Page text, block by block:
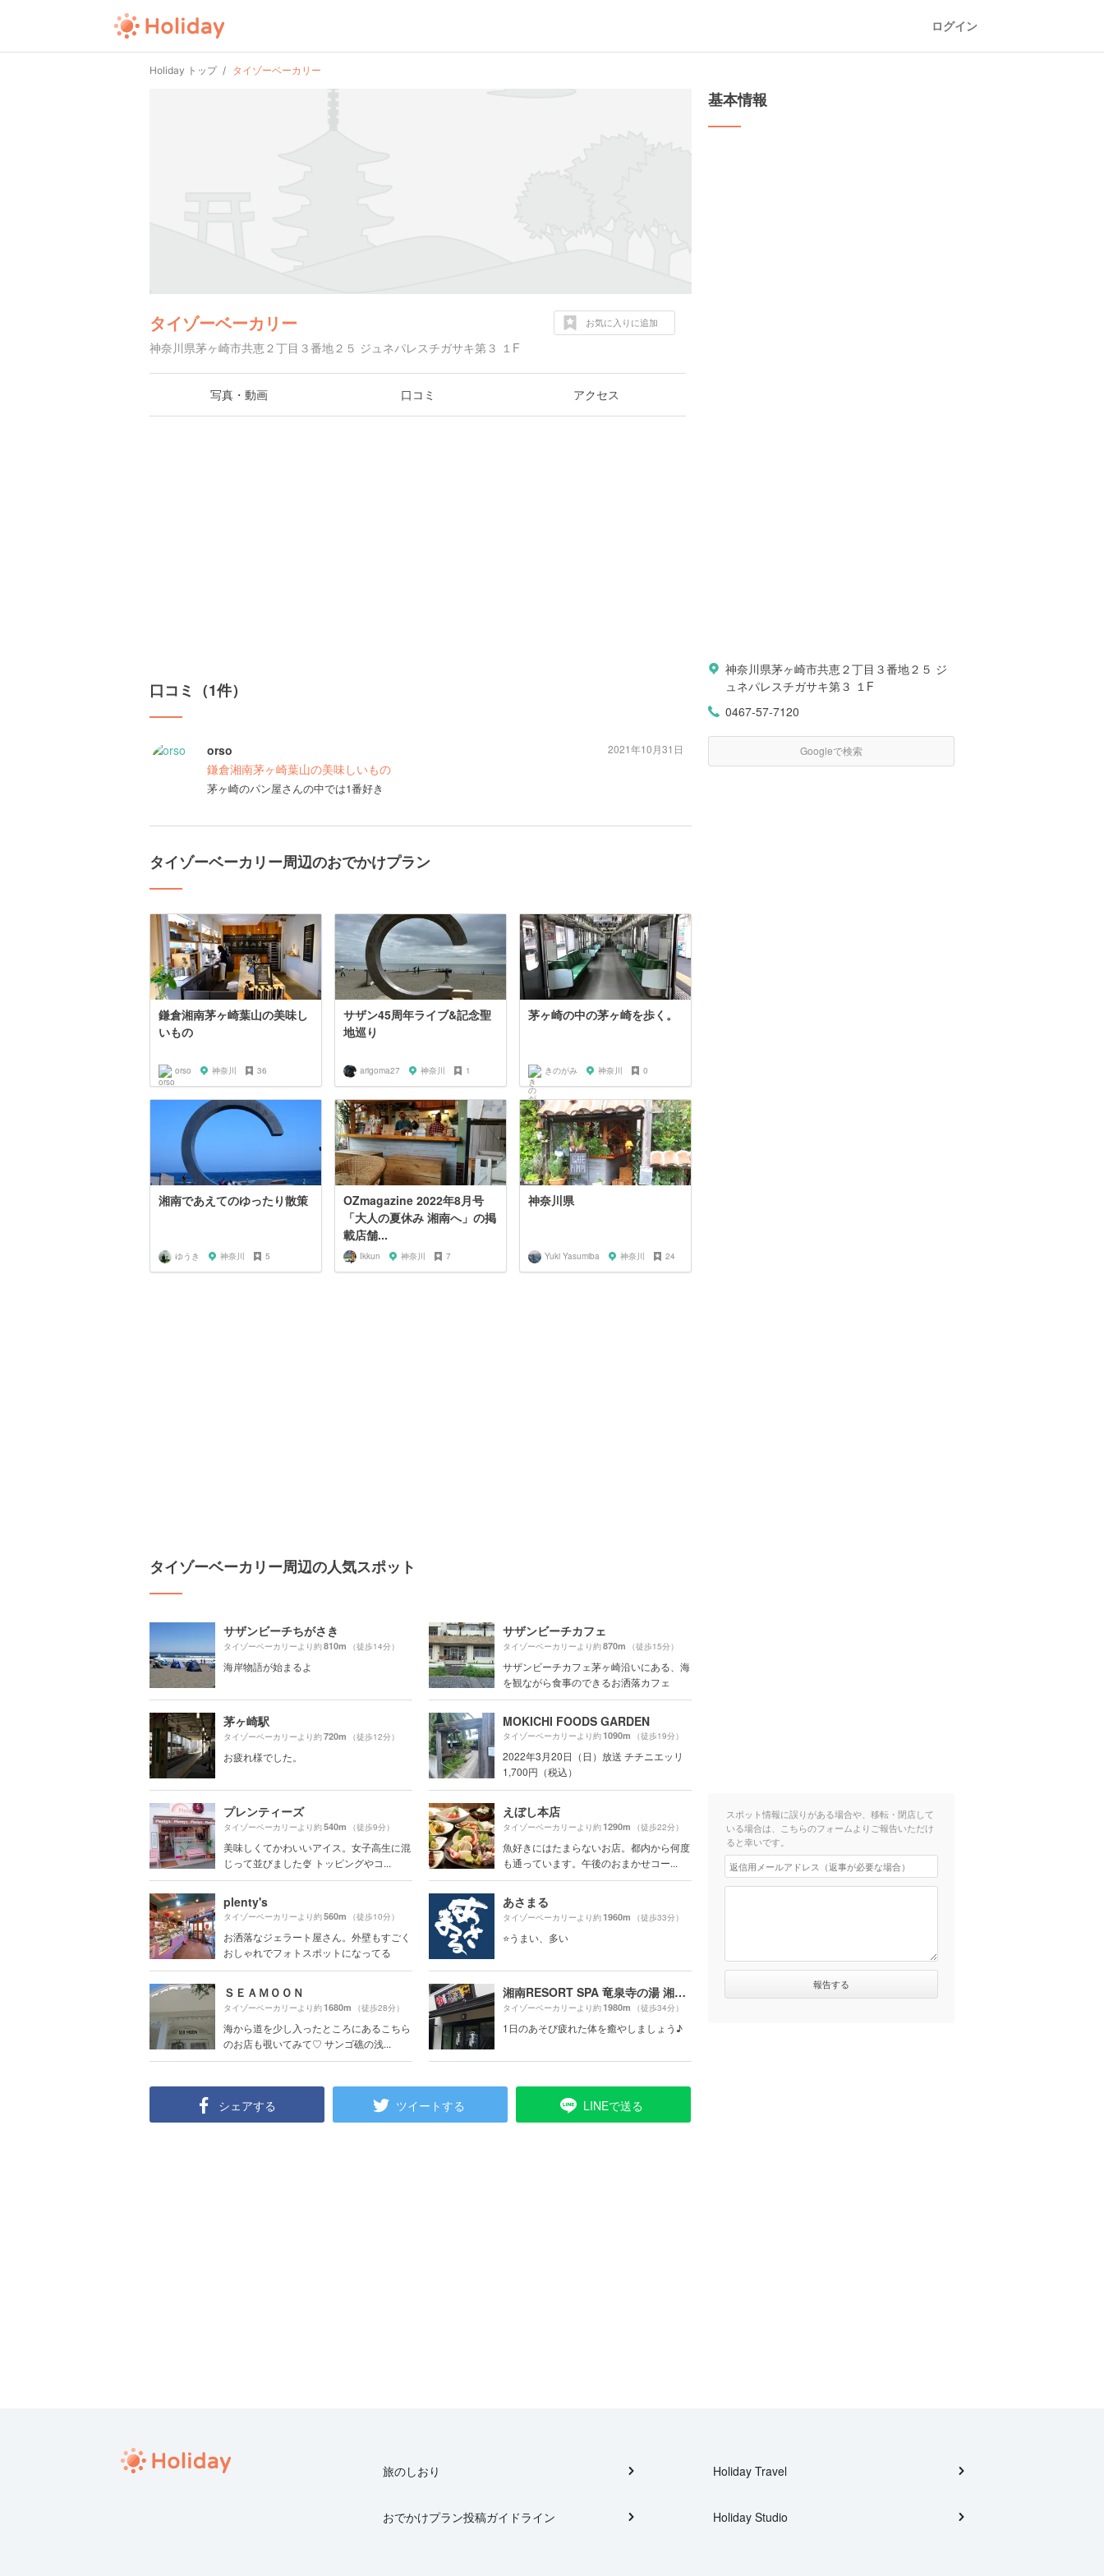
ログイン
Holiday トップ タイゾーベーカリー
タイゾーベーカリー
神奈川県茅ヶ崎市共恵２丁目３番地２５ ジュネパレスチガサキ第３ １F
お気に入りに追加
写真・動画 口コミ アクセス
口コミ（1件）
orso
鎌倉湘南茅ヶ崎葉山の美味しいもの
茅ヶ崎のパン屋さんの中では1番好き
2021年10月31日
タイゾーベーカリー周辺のおでかけプラン
鎌倉湘南茅ヶ崎葉山の美味し
いもの
orso 神奈川 36
サザン45周年ライブ&記念聖
地巡り
arigoma27 神奈川 1
茅ヶ崎の中の茅ヶ崎を歩く。
きのがみ 神奈川 0
湘南であえてのゆったり散策
ゆうき 神奈川 5
OZmagazine 2022年8月号
「大人の夏休み 湘南へ」の掲
載店舗...
Ikkun 神奈川 7
神奈川県
Yuki Yasumiba 神奈川 24
タイゾーベーカリー周辺の人気スポット
サザンビーチちがさき
タイゾーベーカリーより約810m （徒歩14分）
海岸物語が始まるよ
サザンビーチカフェ
タイゾーベーカリーより約870m （徒歩15分）
サザンビーチカフェ茅ヶ崎沿いにある、海
を観ながら食事のできるお洒落カフェ
茅ヶ崎駅
タイゾーベーカリーより約720m （徒歩12分）
お疲れ様でした。
MOKICHI FOODS GARDEN
タイゾーベーカリーより約1090m （徒歩19分）
2022年3月20日（日）放送 チチニエッリ
1,700円（税込）
プレンティーズ
タイゾーベーカリーより約540m （徒歩9分）
美味しくてかわいいアイス。女子高生に混
じって並びました🍨 トッピングやコ...
えぼし本店
タイゾーベーカリーより約1290m （徒歩22分）
魚好きにはたまらないお店。都内から何度
も通っています。午後のおまかせコー...
plenty's
タイゾーベーカリーより約560m （徒歩10分）
お洒落なジェラート屋さん。外壁もすごく
おしゃれでフォトスポットになってる
あさまる
タイゾーベーカリーより約1960m （徒歩33分）
⭐️うまい、多い
ＳＥＡＭＯＯＮ
タイゾーベーカリーより約1680m （徒歩28分）
海から道を少し入ったところにあるこちら
のお店も覗いてみて♡ サンゴ礁の浅...
湘南RESORT SPA 竜泉寺の湯 湘南茅ヶ崎店
タイゾーベーカリーより約1980m （徒歩34分）
1日のあそび疲れた体を癒やしましょう♪
シェアする ツイートする LINEで送る
基本情報
神奈川県茅ヶ崎市共恵２丁目３番地２５ ジ
ュネパレスチガサキ第３ １F
0467-57-7120
Googleで検索
スポット情報に誤りがある場合や、移転・閉店して
いる場合は、こちらのフォームよりご報告いただけ
ると幸いです。
旅のしおり
おでかけプラン投稿ガイドライン
Holiday Travel
Holiday Studio